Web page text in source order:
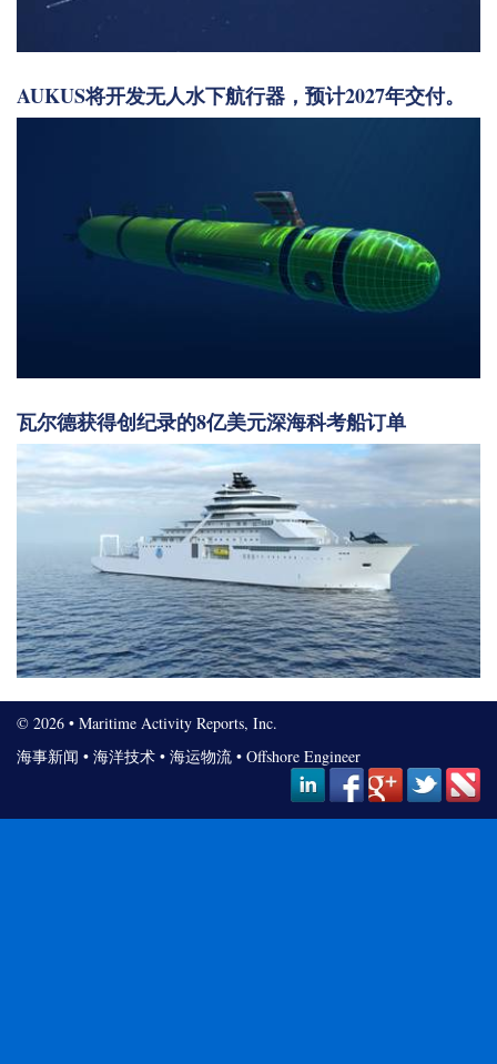
AUKUS将开发无人水下航行器，预计2027年交付。
瓦尔德获得创纪录的8亿美元深海科考船订单
© 2026 • Maritime Activity Reports, Inc.
海事新闻 • 海洋技术 • 海运物流 • Offshore Engineer